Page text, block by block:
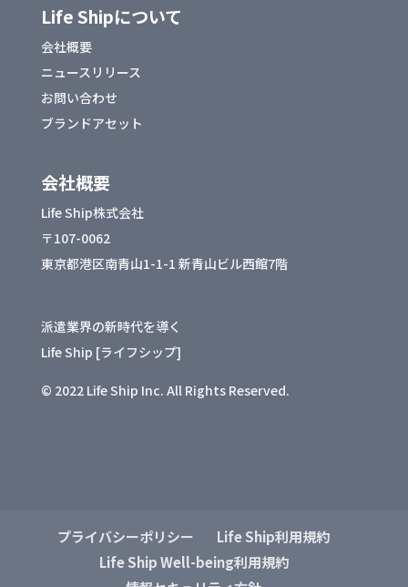
o
Life Shipについて
会社概要
ニュースリリース
お問い合わせ
ブランドアセット
会社概要
Life Ship株式会社
〒107-0062
東京都港区南青山1-1-1 新青山ビル西館7階
派遣業界の新時代を導く
Life Ship [ライフシップ]
© 2022 Life Ship Inc. All Rights Reserved.
プライバシーポリシー
Life Ship利用規約
Life Ship Well-being利用規約